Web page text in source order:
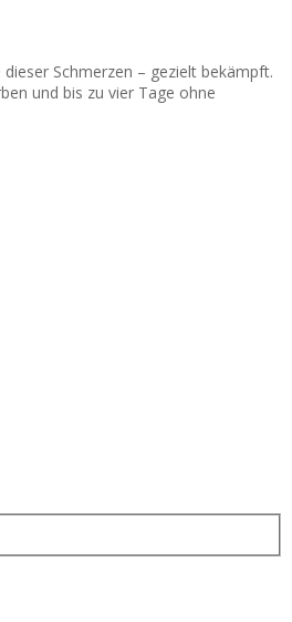
Schmerzen – gezielt bekämpft.
und bis zu vier Tage ohne